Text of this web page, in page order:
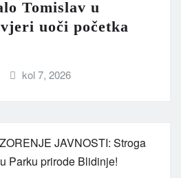
Tomislav u
uoči početka
kol 7, 2026